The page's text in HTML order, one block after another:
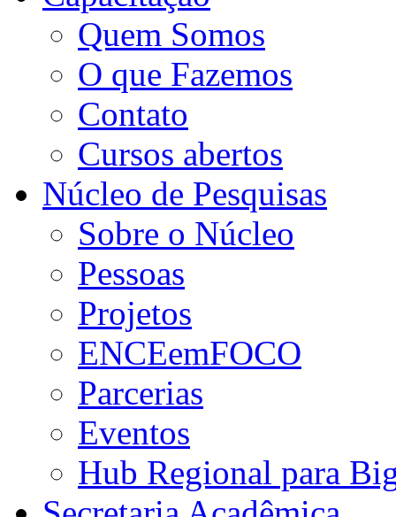
Quem Somos
O que Fazemos
Contato
Cursos abertos
Núcleo de Pesquisas
Sobre o Núcleo
Pessoas
Projetos
ENCEemFOCO
Parcerias
Eventos
Hub Regional para